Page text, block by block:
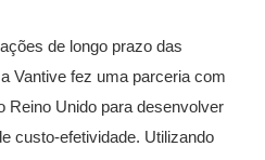
de longo prazo das
Vantive fez uma parceria com
Reino Unido para desenvolver
custo-efetividade. Utilizando